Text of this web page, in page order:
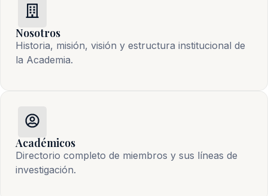
Nosotros
Historia, misión, visión y estructura institucional de
la Academia.
Académicos
Directorio completo de miembros y sus líneas de
investigación.